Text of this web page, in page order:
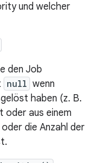
und welcher
den Job
null wenn
haben (z. B.
oder aus einem
die Anzahl der